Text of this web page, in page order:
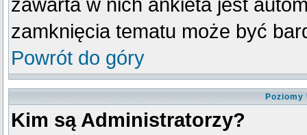
zawarta w nich ankieta jest
zamknięcia tematu może być
Powrót do góry
Kim są Administratorzy?